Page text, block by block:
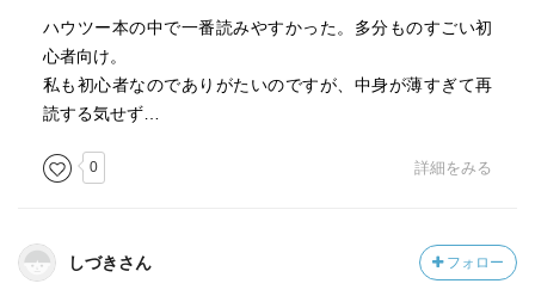
ハウツー本の中で一番読みやすかった。多分ものすごい初
心者向け。
私も初心者なのでありがたいのですが、中身が薄すぎて再
読する気せず…
0 詳細をみる
しづきさん フォロー